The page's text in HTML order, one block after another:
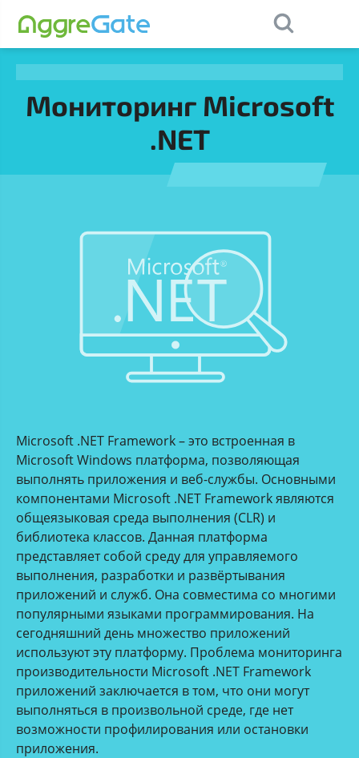
Мониторинг Microsoft
.NET
Microsoft .NET Framework – это встроенная в
Microsoft Windows платформа, позволяющая
выполнять приложения и веб-службы. Основными
компонентами Microsoft .NET Framework являются
общеязыковая среда выполнения (CLR) и
библиотека классов. Данная платформа
представляет собой среду для управляемого
выполнения, разработки и развёртывания
приложений и служб. Она совместима со многими
популярными языками программирования. На
сегодняшний день множество приложений
используют эту платформу. Проблема мониторинга
производительности Microsoft .NET Framework
приложений заключается в том, что они могут
выполняться в произвольной среде, где нет
возможности профилирования или остановки
приложения.
Contact Us